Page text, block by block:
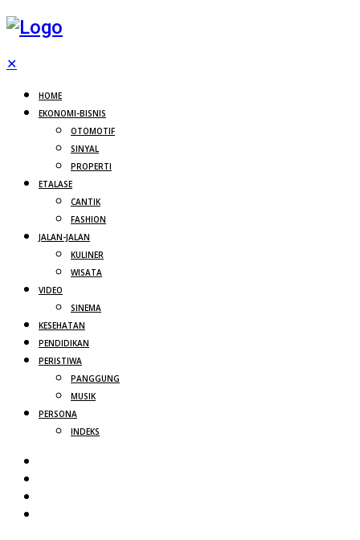
✕
HOME
EKONOMI-BISNIS
OTOMOTIF
SINYAL
PROPERTI
ETALASE
CANTIK
FASHION
JALAN-JALAN
KULINER
WISATA
VIDEO
SINEMA
KESEHATAN
PENDIDIKAN
PERISTIWA
PANGGUNG
MUSIK
PERSONA
INDEKS